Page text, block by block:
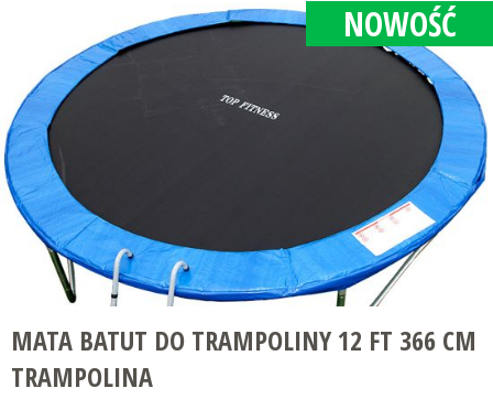
NOWOŚĆ
MATA BATUT DO TRAMPOLINY 12 FT 366 CM
TRAMPOLINA